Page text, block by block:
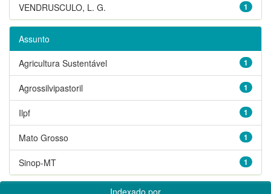
1
VENDRUSCULO, L. G.
Assunto
1
Agricultura Sustentável
1
Agrossilvipastoril
1
Ilpf
1
Mato Grosso
1
Sinop-MT
Indexado por